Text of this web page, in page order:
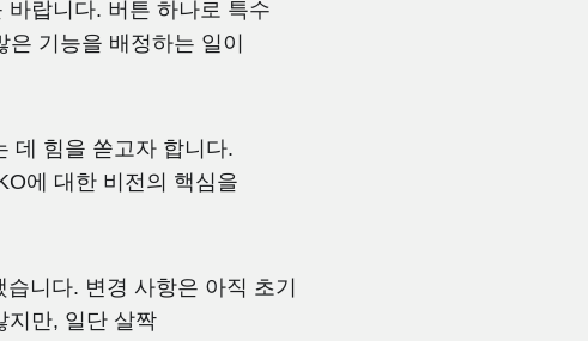
랍니다. 버튼 하나로 특수
기능을 배정하는 일이
데 힘을 쏟고자 합니다.
에 대한 비전의 핵심을
니다. 변경 사항은 아직 초기
지만, 일단 살짝